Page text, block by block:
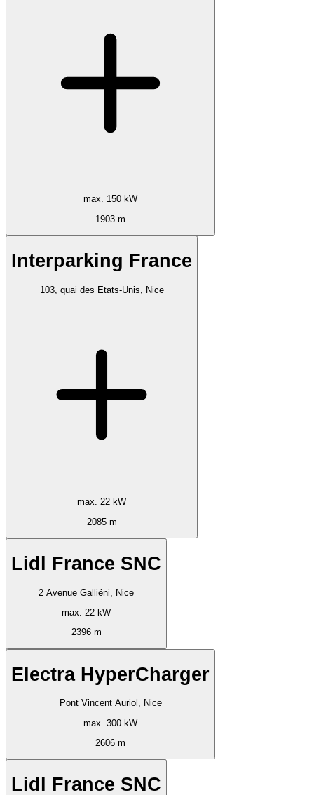
max. 150 kW
1903 m
Interparking France
103, quai des Etats-Unis, Nice
max. 22 kW
2085 m
Lidl France SNC
2 Avenue Galliéni, Nice
max. 22 kW
2396 m
Electra HyperCharger
Pont Vincent Auriol, Nice
max. 300 kW
2606 m
Lidl France SNC